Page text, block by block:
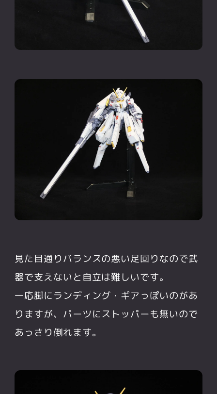
見た目通りバランスの悪い足回りなので武
器で支えないと自立は難しいです。
一応脚にランディング・ギアっぽいのがあ
りますが、パーツにストッパーも無いので
あっさり倒れます。